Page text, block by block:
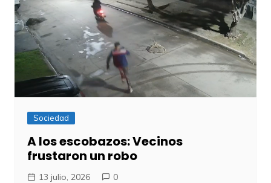
Sociedad
A los escobazos: Vecinos
frustaron un robo
13 julio, 2026 0